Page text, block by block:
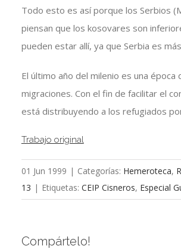
Todo esto es así porque los Serbios
piensan que los kosovares son
pueden estar allí, ya que Serbia es
El último año del milenio es una época
migraciones. Con el fin de facilitar el
está distribuyendo a los refugiados
Trabajo original
01 Jun 1999 | Categorías: Hemeroteca,
13 | Etiquetas: CEIP Cisneros, Especial
Compártelo!